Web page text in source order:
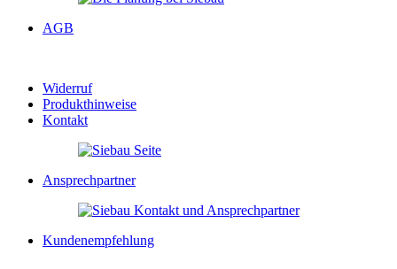
AGB
Widerruf
Produkthinweise
Kontakt
Ansprechpartner
Kundenempfehlung